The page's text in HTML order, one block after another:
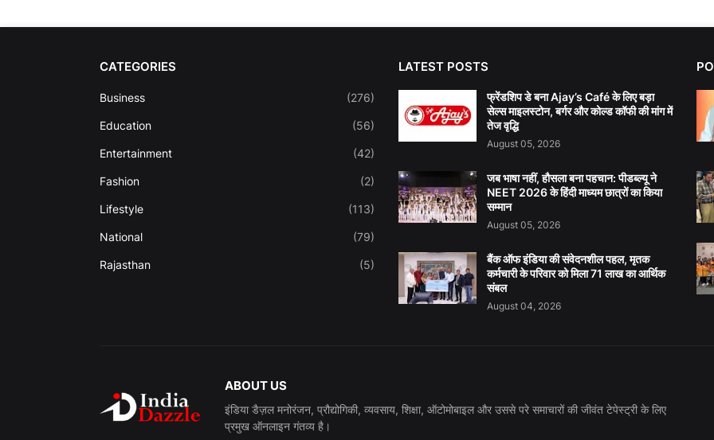
CATEGORIES
Business (276)
Education (56)
Entertainment (42)
Fashion (2)
Lifestyle (113)
National (79)
Rajasthan (5)
LATEST POSTS
फ्रेंडशिप डे बना Ajay’s Café के लिए बड़ा
सेल्स माइलस्टोन, बर्गर और कोल्ड कॉफी की मांग में
तेज वृद्धि
August 05, 2026
जब भाषा नहीं, हौसला बना पहचान: पीडब्ल्यू ने
NEET 2026 के हिंदी माध्यम छात्रों का किया
सम्मान
August 05, 2026
बैंक ऑफ इंडिया की संवेदनशील पहल, मृतक
कर्मचारी के परिवार को मिला 71 लाख का आर्थिक
संबल
August 04, 2026
ABOUT US
इंडिया डैज़ल मनोरंजन, प्रौद्योगिकी, व्यवसाय, शिक्षा, ऑटोमोबाइल और उससे परे समाचारों की जीवंत टेपेस्ट्री के लिए
प्रमुख ऑनलाइन गंतव्य है।